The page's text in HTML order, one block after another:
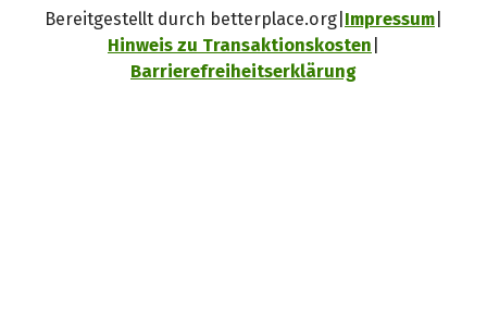
Bereitgestellt durch betterplace.org Impressum
Hinweis zu Transaktionskosten
Barrierefreiheitserklärung